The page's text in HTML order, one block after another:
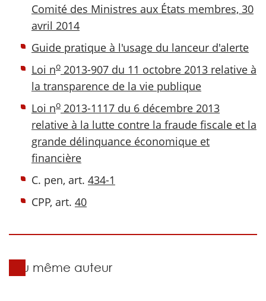
Comité des Ministres aux États membres, 30
avril 2014
Guide pratique à l'usage du lanceur d'alerte
Loi no 2013-907 du 11 octobre 2013 relative à
la transparence de la vie publique
Loi no 2013-1117 du 6 décembre 2013
relative à la lutte contre la fraude fiscale et la
grande délinquance économique et
financière
C. pen, art. 434-1
CPP, art. 40
Du même auteur